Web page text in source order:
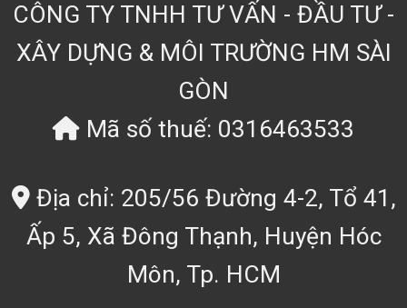
CÔNG TY TNHH TƯ VẤN - ĐẦU TƯ -
XÂY DỰNG & MÔI TRƯỜNG HM SÀI
GÒN
Mã số thuế: 0316463533
Địa chỉ: 205/56 Đường 4-2, Tổ 41,
Ấp 5, Xã Đông Thạnh, Huyện Hóc
Môn, Tp. HCM